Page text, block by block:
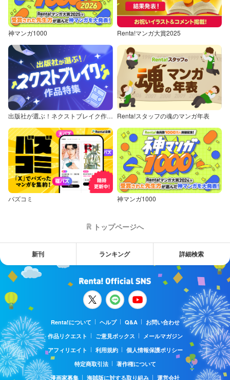
神マンガ1000 Renta!マンガ大賞2025
出版社が選ぶ！ネクストブレイク作品特集 Renta!スタッフの魂のマンガ年表
バズコミ 神マンガ1000
トップページへ
新刊 ランキング 詳細検索
Renta!について ヘルプ Q&A
お問い合わせ
作品リクエスト
ご意見ボックス
メールマガジン
アフィリエイト
利用規約
個人情報保護ポリシー
特定商取引法
著作権について
漫画家募集
海賊版に対する取り組み 運営会社